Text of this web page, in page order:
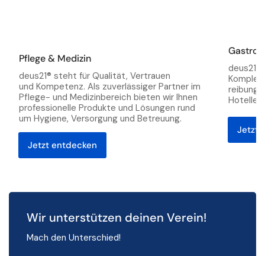
Medizin
Pflege & Medizin
deus21® steht für Qualität, Vertrauen
und Kompetenz. Als zuverlässiger Partner im
Pflege- und Medizinbereich bieten wir Ihnen
professionelle Produkte und Lösungen rund
um Hygiene, Versorgung und Betreuung.
Jetzt entdecken
Gastro
Jetzt
Wir unterstützen deinen Verein!
Mach den Unterschied!